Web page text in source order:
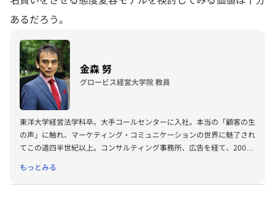
あるだろう。
金森 努
グロービス経営大学院 教員
東洋大学経営法学科卒。大手コールセンターに入社。本当の「顧客の生
の声」に触れ、マーケティング・コミュニケーションの世界に魅了され
てこの道四半世紀以上。コンサルティング事務所、広告を経て、2005
ーケティング論も担当。著書「図解 よくわかるこれからのマーケティ
ング」（同文舘出版）「”いま”をつかむマーケティング」（アニモ出
もっとみる